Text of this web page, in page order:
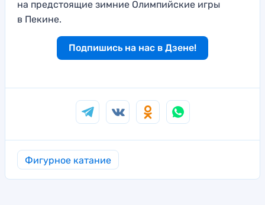
на предстоящие зимние Олимпийские игры
в Пекине.
Подпишись на нас в Дзене!
Фигурное катание